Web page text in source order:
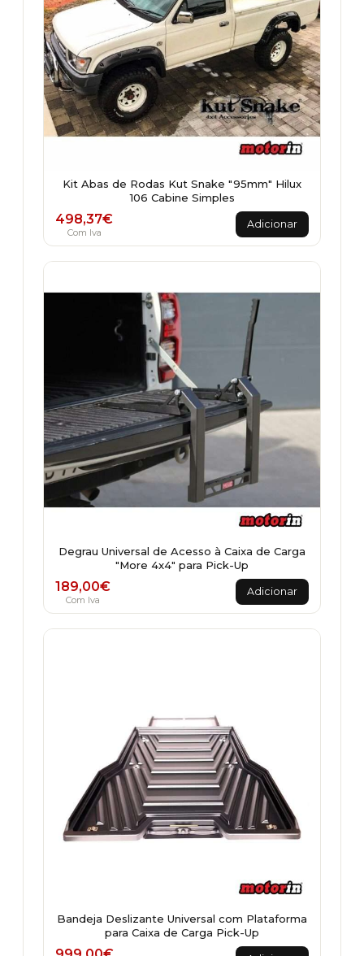
Kit Abas de Rodas Kut Snake "95mm" Hilux
106 Cabine Simples
498,37€
Com Iva
Adicionar
Degrau Universal de Acesso à Caixa de Carga
"More 4x4" para Pick-Up
189,00€
Com Iva
Adicionar
Bandeja Deslizante Universal com Plataforma
para Caixa de Carga Pick-Up